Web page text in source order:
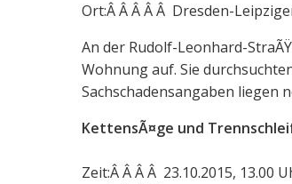
Ort:Â Â Â Â Â Dresden-
An der Rudolf-Leonhard-
Wohnung auf. Sie
Sachschadensangaben liegen
KettensÃ¤ge und
Zeit:Â Â Â Â 23.10.2015, 13.00